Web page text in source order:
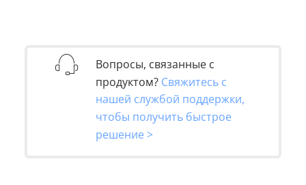
Вопросы, связанные с
продуктом? Свяжитесь с
нашей службой поддержки,
чтобы получить быстрое
решение >